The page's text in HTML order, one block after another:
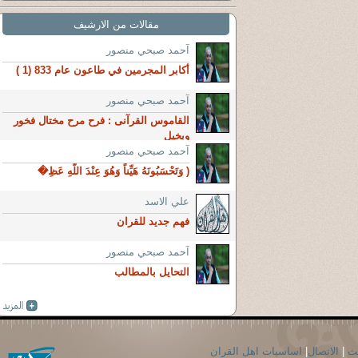
مقالات من الارشيف
آحمد صبحي منصور
أكابر المجرمين في طاعون عام 833 (1 )
آحمد صبحي منصور
القاموس القرآنى : فرح مرح مختال فخور
وبخيل
آحمد صبحي منصور
( وَتَحْسَبُونَهُ هَيِّناً وَهُوَ عِنْدَ اللَّهِ عَظِ�
علي الاسد
فهم جديد للقران
آحمد صبحي منصور
التحايل بالمطالب
الاتصال اساسيات اهل القران